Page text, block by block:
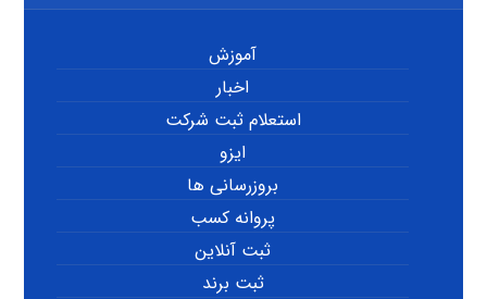
آموزش
اخبار
استعلام ثبت شرکت
ایزو
بروزرسانی ها
پروانه کسب
ثبت آنلاین
ثبت برند